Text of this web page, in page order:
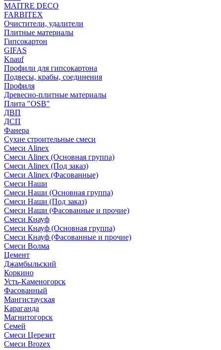
MAITRE DECO
FARBITEX
Очистители, удалители
Плитные материалы
Гипсокартон
GIFAS
Knauf
Профили для гипсокартона
Подвесы, крабы, соединения
Профиля
Древесно-плитные материалы
Плита "OSB"
ДВП
ДСП
Фанера
Сухие строительные смеси
Смеси Alinex
Смеси Alinex (Основная группа)
Смеси Alinex (Под заказ)
Смеси Alinex (Фасованные)
Смеси Наши
Смеси Наши (Основная группа)
Смеси Наши (Под заказ)
Смеси Наши (Фасованные и прочие)
Смеси Кнауф
Смеси Кнауф (Основная группа)
Смеси Кнауф (Фасованные и прочие)
Смеси Волма
Цемент
Джамбыльский
Коркино
Усть-Каменогорск
Фасованный
Мангистауская
Караганда
Магнитогорск
Семей
Смеси Церезит
Смеси Brozex